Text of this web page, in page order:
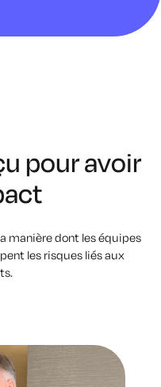
pour avoir
manière dont les équipes
les risques liés aux